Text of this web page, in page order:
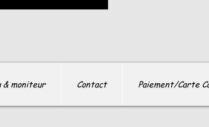
& moniteur Contact Paiement/Carte